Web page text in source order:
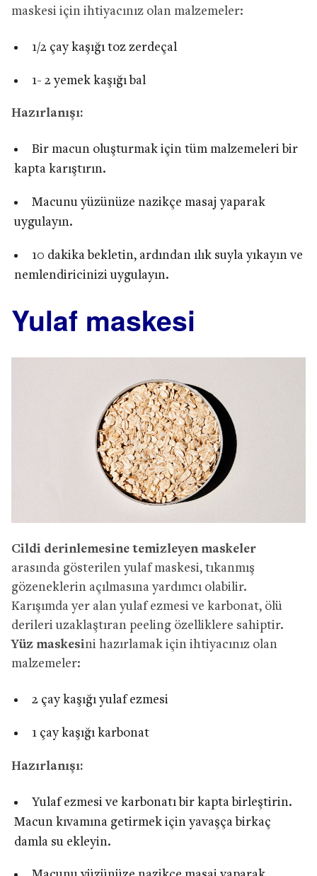
maskesi için ihtiyacınız olan malzemeler:
1/2 çay kaşığı toz zerdeçal
1- 2 yemek kaşığı bal
Hazırlanışı:
Bir macun oluşturmak için tüm malzemeleri bir
kapta karıştırın.
Macunu yüzünüze nazikçe masaj yaparak
uygulayın.
10 dakika bekletin, ardından ılık suyla yıkayın ve
nemlendiricinizi uygulayın.
Yulaf maskesi
Cildi derinlemesine temizleyen maskeler
arasında gösterilen yulaf maskesi, tıkanmış
gözeneklerin açılmasına yardımcı olabilir.
Karışımda yer alan yulaf ezmesi ve karbonat, ölü
derileri uzaklaştıran peeling özelliklere sahiptir.
Yüz maskesini hazırlamak için ihtiyacınız olan
malzemeler:
2 çay kaşığı yulaf ezmesi
1 çay kaşığı karbonat
Hazırlanışı:
Yulaf ezmesi ve karbonatı bir kapta birleştirin.
Macun kıvamına getirmek için yavaşça birkaç
damla su ekleyin.